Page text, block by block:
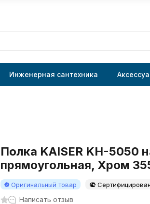
Инженерная сантехника
Полка KAISER KH-5050
прямоугольная, Хром
Оригинальный товар Сертифицирован
Написать отзыв